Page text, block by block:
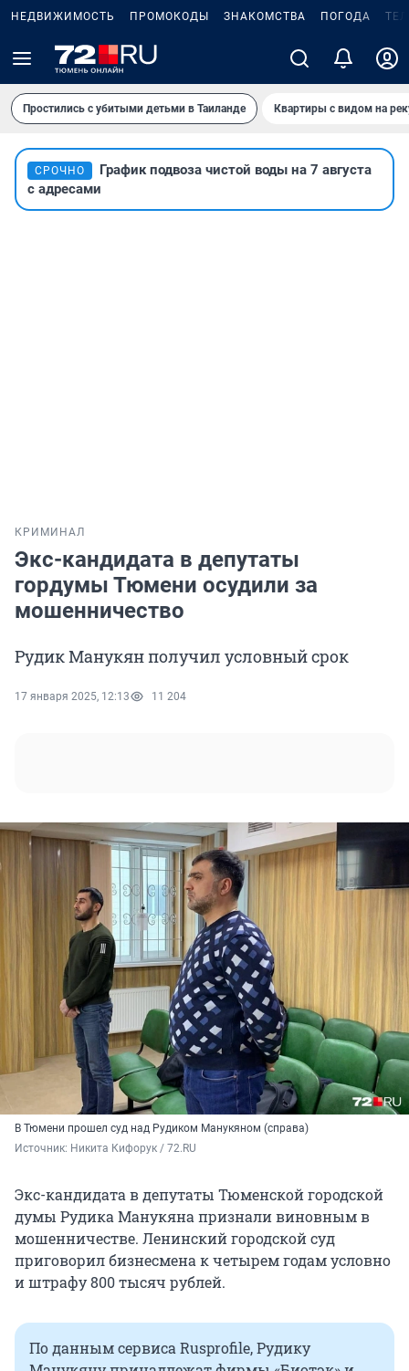
НЕДВИЖИМОСТЬ ПРОМОКОДЫ ЗНАКОМСТВА ПОГОДА
Простились с убитыми детьми в Таиланде Квартиры с видом на
СРОЧНО
График подвоза чистой воды на 7 августа
с адресами
КРИМИНАЛ
Экс-кандидата в депутаты
гордумы Тюмени осудили за
мошенничество
Рудик Манукян получил условный срок
17 января 2025, 12:13 11 204
В Тюмени прошел суд над Рудиком Манукяном (справа)
Источник: Никита Кифорук / 72.RU
Экс-кандидата в депутаты Тюменской городской
думы Рудика Манукяна признали виновным в
мошенничестве. Ленинский городской суд
приговорил бизнесмена к четырем годам условно
и штрафу 800 тысяч рублей.
По данным сервиса Rusprofile, Рудику